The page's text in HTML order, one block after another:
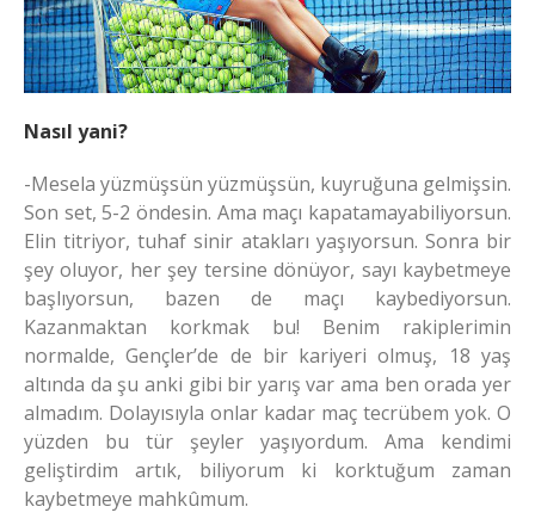
Nasıl yani?
-Mesela yüzmüşsün yüzmüşsün, kuyruğuna gelmişsin.
Son set, 5-2 öndesin. Ama maçı kapatamayabiliyorsun.
Elin titriyor, tuhaf sinir atakları yaşıyorsun. Sonra bir
şey oluyor, her şey tersine dönüyor, sayı kaybetmeye
başlıyorsun, bazen de maçı kaybediyorsun.
Kazanmaktan korkmak bu! Benim rakiplerimin
normalde, Gençler’de de bir kariyeri olmuş, 18 yaş
altında da şu anki gibi bir yarış var ama ben orada yer
almadım. Dolayısıyla onlar kadar maç tecrübem yok. O
yüzden bu tür şeyler yaşıyordum. Ama kendimi
geliştirdim artık, biliyorum ki korktuğum zaman
kaybetmeye mahkûmum.